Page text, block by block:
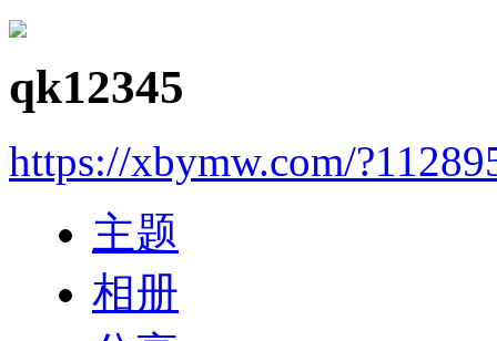
qk12345
https://xbymw.com/
主题
相册